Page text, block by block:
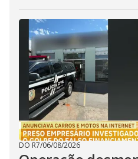
DO R7/06/08/2026